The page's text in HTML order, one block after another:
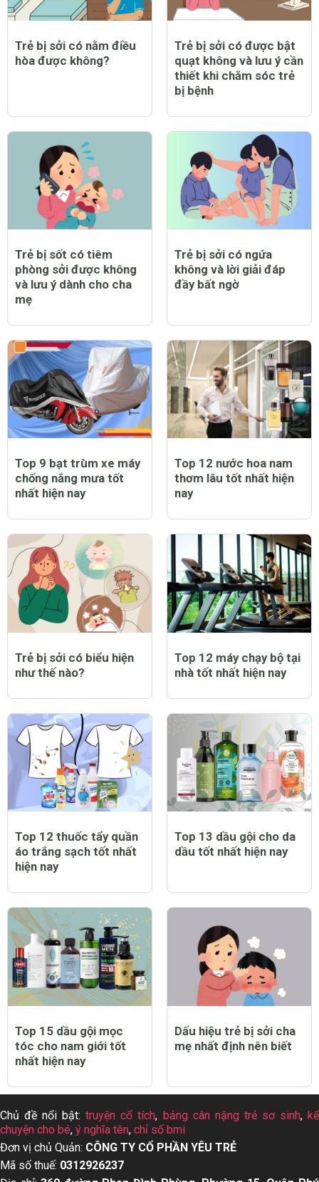
Trẻ bị sởi có nằm điều
hòa được không?
Trẻ bị sởi có được bật
quạt không và lưu ý cần
thiết khi chăm sóc trẻ
bị bệnh
Trẻ bị sốt có tiêm
phòng sởi được không
và lưu ý dành cho cha
mẹ
Trẻ bị sởi có ngứa
không và lời giải đáp
đầy bất ngờ
Top 9 bạt trùm xe máy
chống nắng mưa tốt
nhất hiện nay
Top 12 nước hoa nam
thơm lâu tốt nhất hiện
nay
Trẻ bị sởi có biểu hiện
như thế nào?
Top 12 máy chạy bộ tại
nhà tốt nhất hiện nay
Top 12 thuốc tẩy quần
áo trắng sạch tốt nhất
hiện nay
Top 13 dầu gội cho da
dầu tốt nhất hiện nay
Top 15 dầu gội mọc
tóc cho nam giới tốt
nhất hiện nay
Dấu hiệu trẻ bị sởi cha
mẹ nhất định nên biết
Chủ đề nổi bật:truyện cổ tích, bảng cân nặng trẻ sơ sinh,kể
chuyện cho bé, ý nghĩa tên, chỉ số bmi
Đơn vị chủ Quản: CÔNG TY CỔ PHẦN YÊU TRẺ
Mã số thuế: 0312926237